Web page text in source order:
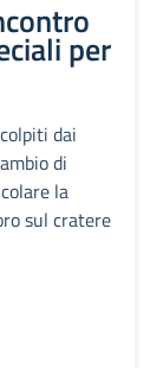
per
dai
di
la
sul cratere